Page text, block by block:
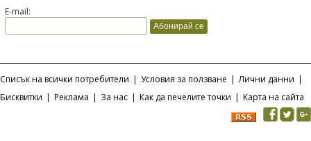
E-mail:
Списък на всички потребители | Условия за ползване | Лични данни |
Бисквитки | Реклама | За нас | Как да печелите точки | Карта на сайта